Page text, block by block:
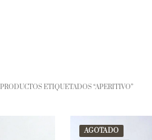
PRODUCTOS ETIQUETADOS “APERITIVO”
AGOTADO